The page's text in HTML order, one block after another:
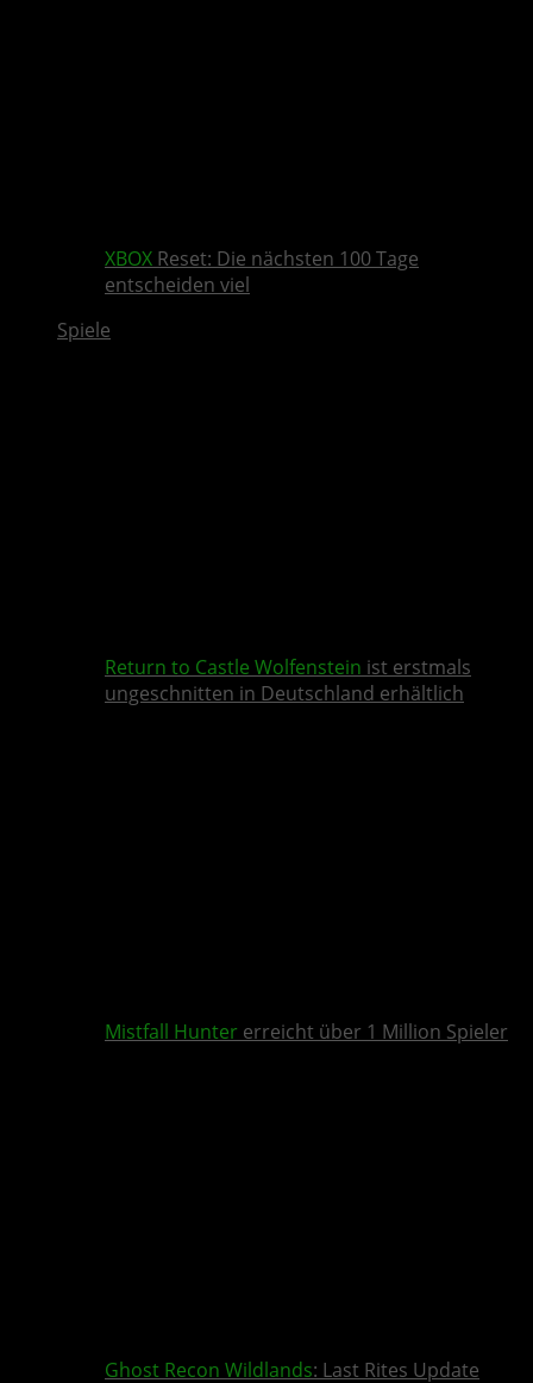
XBOX Reset: Die nächsten 100 Tage
entscheiden viel
Spiele
Return to Castle Wolfenstein ist erstmals
ungeschnitten in Deutschland erhältlich
Mistfall Hunter erreicht über 1 Million Spieler
Ghost Recon Wildlands: Last Rites Update